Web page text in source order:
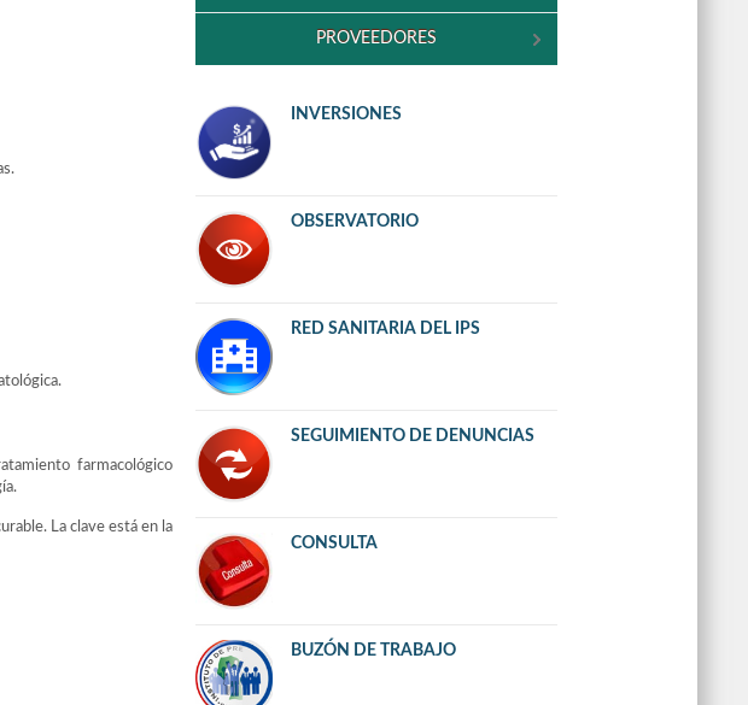
farmacológico
La clave está en la
PROVEEDORES
INVERSIONES
OBSERVATORIO
RED SANITARIA DEL IPS
SEGUIMIENTO DE DENUNCIAS
CONSULTA
BUZÓN DE TRABAJO